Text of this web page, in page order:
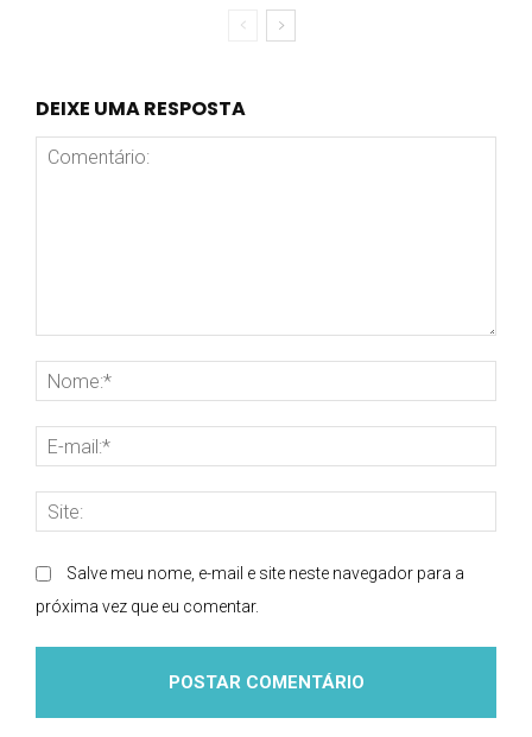
DEIXE UMA RESPOSTA
Salve meu nome, e-mail e site neste navegador para a
próxima vez que eu comentar.